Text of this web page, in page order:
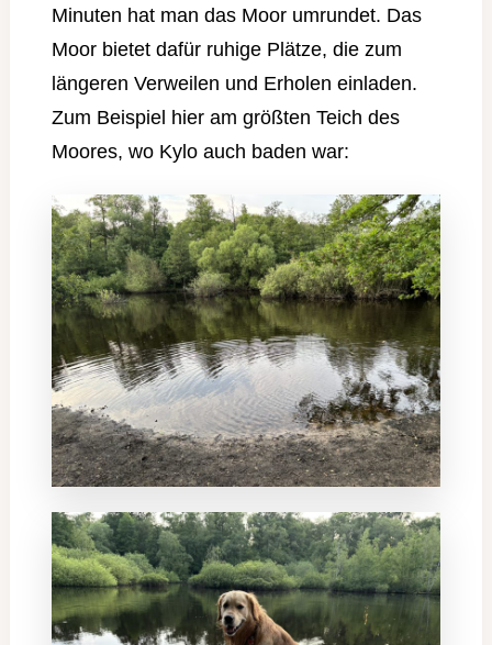
Minuten hat man das Moor umrundet. Das
Moor bietet dafür ruhige Plätze, die zum
längeren Verweilen und Erholen einladen.
Zum Beispiel hier am größten Teich des
Moores, wo Kylo auch baden war: